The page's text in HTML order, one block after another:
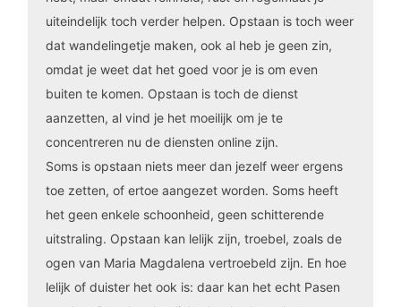
uiteindelijk toch verder helpen. Opstaan is toch weer
dat wandelingetje maken, ook al heb je geen zin,
omdat je weet dat het goed voor je is om even
buiten te komen. Opstaan is toch de dienst
aanzetten, al vind je het moeilijk om je te
concentreren nu de diensten online zijn.
Soms is opstaan niets meer dan jezelf weer ergens
toe zetten, of ertoe aangezet worden. Soms heeft
het geen enkele schoonheid, geen schitterende
uitstraling. Opstaan kan lelijk zijn, troebel, zoals de
ogen van Maria Magdalena vertroebeld zijn. En hoe
lelijk of duister het ook is: daar kan het echt Pasen